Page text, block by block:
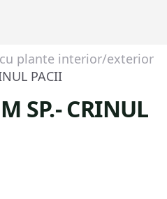
plante interior/exterior
PACII
SP.- CRINUL